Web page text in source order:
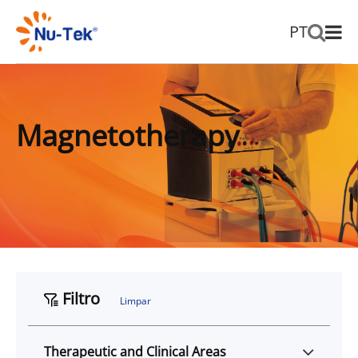
PT
Magnetotherapy
Filtro Limpar
Therapeutic and Clinical Areas